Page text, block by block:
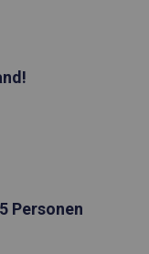
Personen